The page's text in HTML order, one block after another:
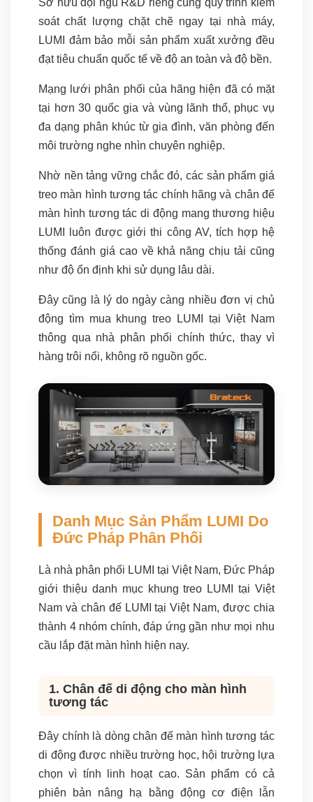
Sở hữu đội ngũ R&D riêng cùng quy trình kiểm
soát chất lượng chặt chẽ ngay tại nhà máy,
LUMI đảm bảo mỗi sản phẩm xuất xưởng đều
đạt tiêu chuẩn quốc tế về độ an toàn và độ bền.
Mạng lưới phân phối của hãng hiện đã có mặt
tại hơn 30 quốc gia và vùng lãnh thổ, phục vụ
đa dạng phân khúc từ gia đình, văn phòng đến
môi trường nghe nhìn chuyên nghiệp.
Nhờ nền tảng vững chắc đó, các sản phẩm giá
treo màn hình tương tác chính hãng và chân đế
màn hình tương tác di động mang thương hiệu
LUMI luôn được giới thi công AV, tích hợp hệ
thống đánh giá cao về khả năng chịu tải cũng
như độ ổn định khi sử dụng lâu dài.
Đây cũng là lý do ngày càng nhiều đơn vị chủ
động tìm mua khung treo LUMI tại Việt Nam
thông qua nhà phân phối chính thức, thay vì
hàng trôi nổi, không rõ nguồn gốc.
Danh Mục Sản Phẩm LUMI Do
Đức Pháp Phân Phối
Là nhà phân phối LUMI tại Việt Nam, Đức Pháp
giới thiệu danh mục khung treo LUMI tại Việt
Nam và chân đế LUMI tại Việt Nam, được chia
thành 4 nhóm chính, đáp ứng gần như mọi nhu
cầu lắp đặt màn hình hiện nay.
1. Chân đế di động cho màn hình
tương tác
Đây chính là dòng chân đế màn hình tương tác
di động được nhiều trường học, hội trường lựa
chọn vì tính linh hoạt cao. Sản phẩm có cả
phiên bản nâng hạ bằng động cơ điện lẫn